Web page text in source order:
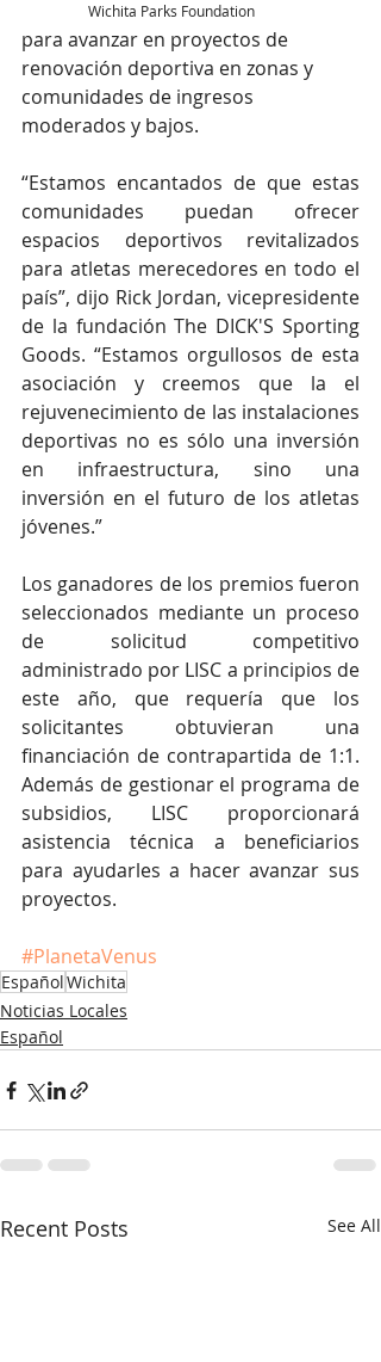
Wichita Parks Foundation
para avanzar en proyectos de
renovación deportiva en zonas y
comunidades de ingresos
moderados y bajos.
“Estamos encantados de que estas
comunidades puedan ofrecer
espacios deportivos revitalizados
para atletas merecedores en todo el
país”, dijo Rick Jordan, vicepresidente
de la fundación The DICK'S Sporting
Goods. “Estamos orgullosos de esta
asociación y creemos que la el
rejuvenecimiento de las instalaciones
deportivas no es sólo una inversión
en infraestructura, sino una
inversión en el futuro de los atletas
jóvenes.”
Los ganadores de los premios fueron
seleccionados mediante un proceso
de solicitud competitivo
administrado por LISC a principios de
este año, que requería que los
solicitantes obtuvieran una
financiación de contrapartida de 1:1.
Además de gestionar el programa de
subsidios, LISC proporcionará
asistencia técnica a beneficiarios
para ayudarles a hacer avanzar sus
proyectos.
#PlanetaVenus
EspañolWichita
Noticias Locales
Español
Recent Posts See All